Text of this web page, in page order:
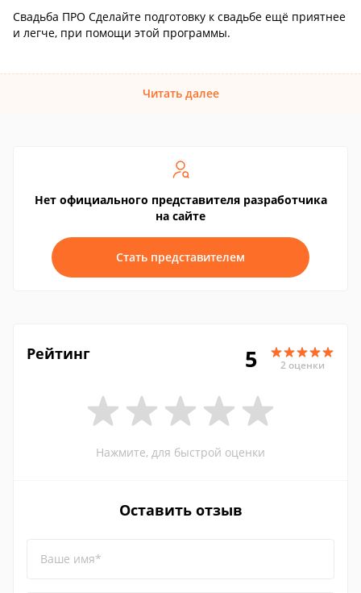
Свадьба ПРО Сделайте подготовку к свадьбе ещё приятнее
и легче, при помощи этой программы.
Читать далее
Нет официального представителя разработчика
на сайте
Стать представителем
Рейтинг 5 2 оценки
Нажмите, для быстрой оценки
Оставить отзыв
Ваше имя*